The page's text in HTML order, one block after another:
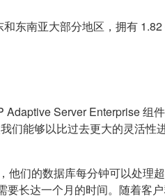
东南亚大部分地区，拥有
Server Enterprise 组
们能够以比过去更大的灵活性
们的数据库每分钟可以处理
长达一个月的时间。随着客